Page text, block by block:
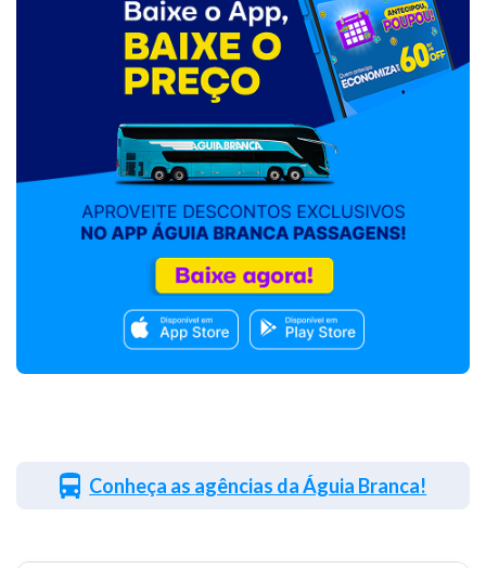
Conheça as agências da Águia Branca!